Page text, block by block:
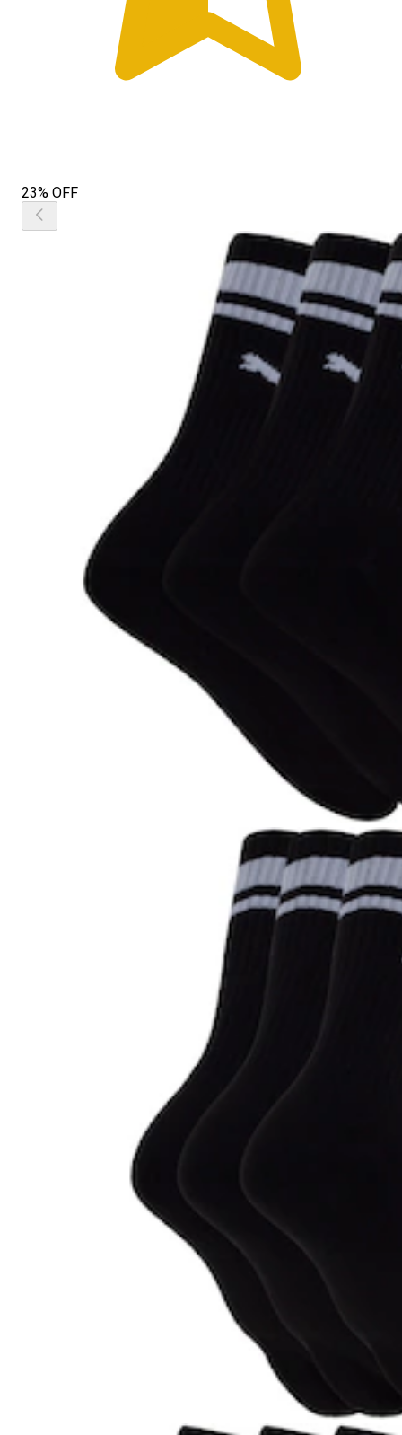
23% OFF